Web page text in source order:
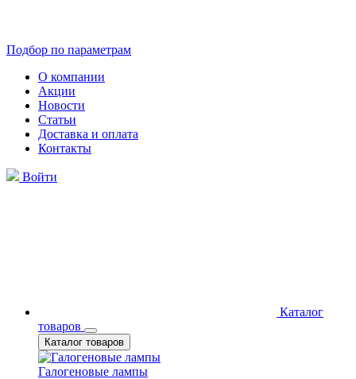
Подбор по параметрам
О компании
Акции
Новости
Статьи
Доставка и оплата
Контакты
Войти
Каталог
товаров
Каталог товаров
Галогеновые лампы